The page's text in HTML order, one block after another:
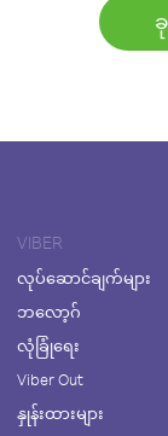
VIBER
လုပ်ဆောင်ချက်များ
ဘလော့ဂ်
လုံခြုံရေး
Viber Out
နှုန်းထားများ